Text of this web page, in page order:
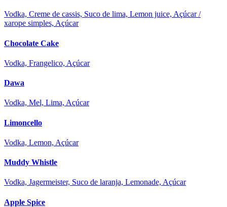
Vodka, Creme de cassis, Suco de lima, Lemon juice, Açúcar /
xarope simples, Açúcar
Chocolate Cake
Vodka, Frangelico, Açúcar
Dawa
Vodka, Mel, Lima, Açúcar
Limoncello
Vodka, Lemon, Açúcar
Muddy Whistle
Vodka, Jagermeister, Suco de laranja, Lemonade, Açúcar
Apple Spice